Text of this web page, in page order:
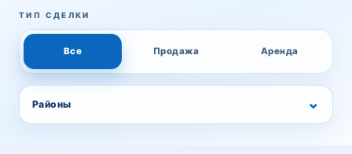
ТИП СДЕЛКИ
Все Продажа Аренда
Районы ⌄